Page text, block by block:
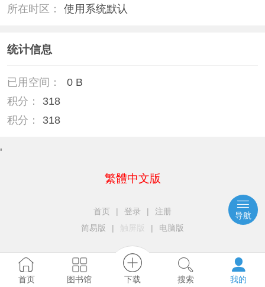
所在时区：
使用系统默认
统计信息
已用空间：
0 B
积分：
318
积分：
318
'
繁體中文版
首页 | 登录 |
注册
简易版
| 触屏版 | 电脑版
首页 图书馆 下载 搜索 我的
导航